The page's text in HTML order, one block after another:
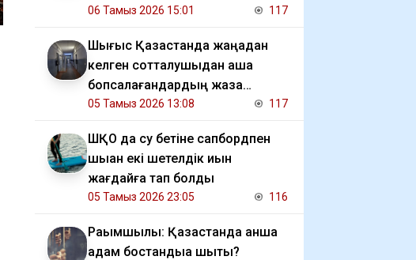
06 Тамыз 2026 15:01 117
Шығыс Қазақстанда жаңадан
келген сотталушыдан ақша
бопсалағандардың жаза
мерзімі ұзартылды
05 Тамыз 2026 13:08 117
ШҚО да су бетіне сапбордпен
шыққан екі шетелдік қиын
жағдайға тап болды
05 Тамыз 2026 23:05 116
Рақымшылық: Қазақстанда қанша
адам бостандыққа шықты?